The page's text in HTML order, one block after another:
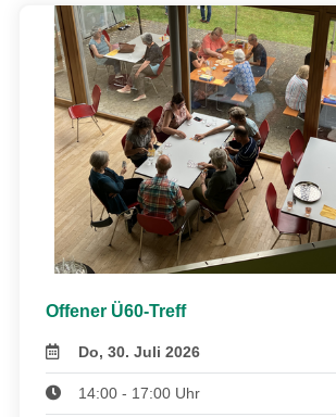
Offener Ü60-Treff
Do, 30. Juli 2026
14:00 - 17:00 Uhr